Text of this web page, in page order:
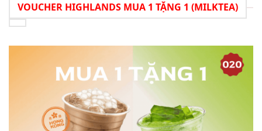
VOUCHER HIGHLANDS MUA 1 TẶNG 1 (MILKTEA)